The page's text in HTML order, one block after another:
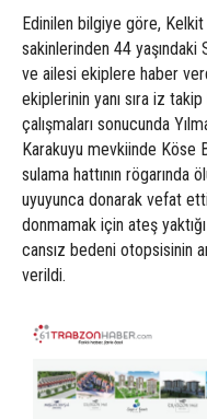
Edinilen bilgiye göre,
sakinlerinden 44 yaşındaki
ve ailesi ekiplere haber
ekiplerinin yanı sıra iz
çalışmaları sonucunda
Karakuyu mevkiinde Köse
sulama hattının rögarında
uyuyunca donarak vefat
donmamak için ateş
cansız bedeni otopsisinin
verildi.